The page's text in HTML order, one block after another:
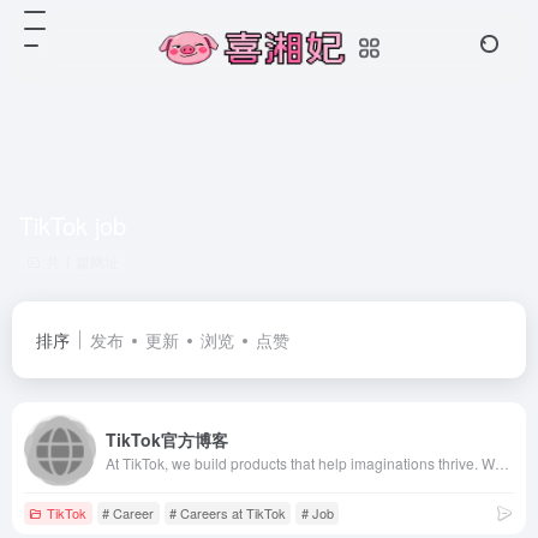
排序 发布 更新 浏览 点赞
TikTok官方博客
TikTok # Career # Careers at TikTok # Job